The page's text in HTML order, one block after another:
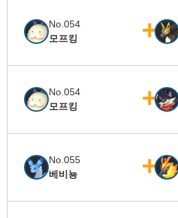
No.054
모프킹
No.054
모프킹
No.055
베비뇽